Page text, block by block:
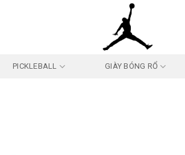
PICKLEBALL GIÀY BÓNG RỔ